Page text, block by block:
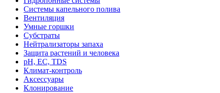
Системы капельного полива
Вентиляция
Умные горшки
Субстраты
Нейтрализаторы запаха
Защита растений и человека
pH, EC, TDS
Климат-контроль
Аксессуары
Клонирование